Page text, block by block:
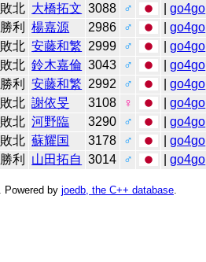
敗北 大橋拓文 3088 ♂ |go4go
勝利 楊嘉源 2986 ♂ |go4go
敗北 安藤和繁 2999 ♂ |go4go
敗北 鈴木嘉倫 3043 ♂ |go4go
勝利 安藤和繁 2992 ♂ |go4go
敗北 謝依旻 3108 ♀ |go4go
敗北 河野臨 3290 ♂ |go4go
敗北 蘇耀国 3178 ♂ |go4go
勝利 山田拓自 3014 ♂ |go4go
. Powered by joedb, the C++ database